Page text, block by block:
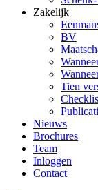
Zakelijk
BV
Tien
Nieuws
Brochures
Team
Inloggen
Contact